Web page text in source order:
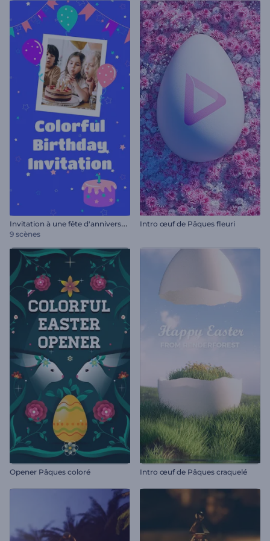
I
nvitation à une fête d'anniversaire
9 scènes
Intro œuf de Pâques fleuri
Opener Pâques coloré Intro œuf de Pâques craquelé